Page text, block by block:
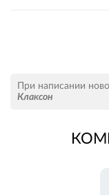
При написании
Клаксон